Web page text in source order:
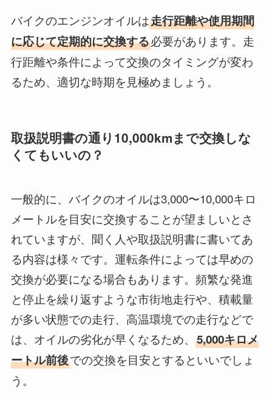
バイクのエンジンオイルは走行距離や使用期間
に応じて定期的に交換する必要があります。走
行距離や条件によって交換のタイミングが変わ
るため、適切な時期を見極めましょう。
取扱説明書の通り10,000kmまで交換しな
くてもいいの？
一般的に、バイクのオイルは3,000〜10,000キロ
メートルを目安に交換することが望ましいとさ
れていますが、聞く人や取扱説明書に書いてあ
る内容は様々です。運転条件によっては早めの
交換が必要になる場合もあります。頻繁な発進
と停止を繰り返すような市街地走行や、積載量
が多い状態での走行、高温環境での走行などで
は、オイルの劣化が早くなるため、 5,000キロメ
ートル前後での交換を目安とするといいでしょ
う。